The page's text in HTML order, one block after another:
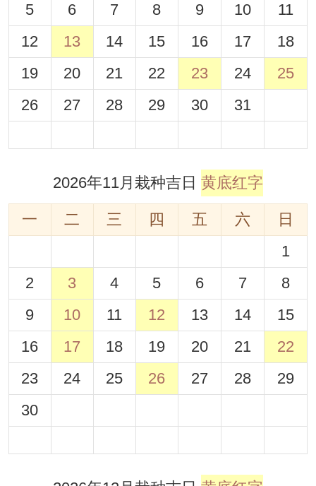
5
6 7 8 9 10
11
12
13 14 15 16 17
18
19
20 21 22 23 24
25
26
27 28 29 30 31
2026年11月栽种吉日 黄底红字
一 二 三 四 五 六
日
1
2
3 4 5 6 7
8
9
10 11 12 13 14
15
16
17 18 19 20 21
22
23
24 25 26 27 28
29
30